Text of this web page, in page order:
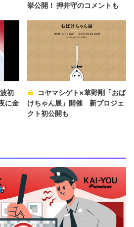
挙公開！ 押井守のコメントも
初
に金
コヤマシゲト×草野剛「おば
けちゃん展」開催 新プロジェ
クト初公開も